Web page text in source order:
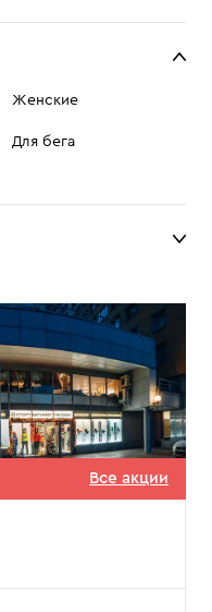
Женские
Для бега
Все акции